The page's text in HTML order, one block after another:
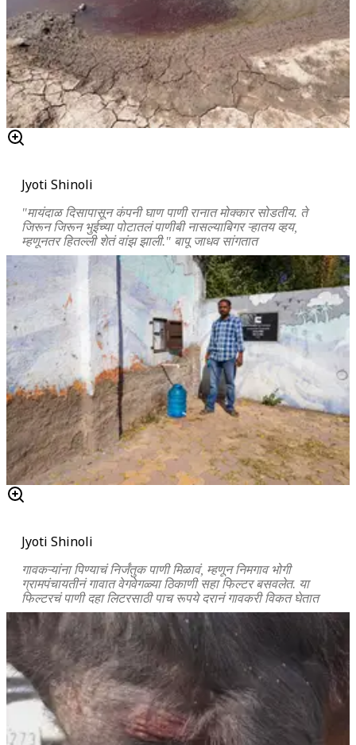
Jyoti Shinoli
"मायंदाळ दिसापासून कंपनी घाण पाणी रानात मोक्कार सोडतीय. ते
जिरून जिरून भुईच्या पोटातलं पाणीबी नासल्याबिगर ऱ्हातय व्हय,
म्हणूनतर हितल्ली शेतं वांझ झाली." बापू जाधव सांगतात
Jyoti Shinoli
गावकऱ्यांना पिण्याचं निर्जंतुक पाणी मिळावं, म्हणून निमगाव भोगी
ग्रामपंचायतीनं गावात वेगवेगळ्या ठिकाणी सहा फिल्टर बसवलेत. या
फिल्टरचं पाणी दहा लिटरसाठी पाच रूपये दरानं गावकरी विकत घेतात